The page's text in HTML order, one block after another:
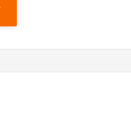
ずに、役割に応じたポ
の向上を実現します。